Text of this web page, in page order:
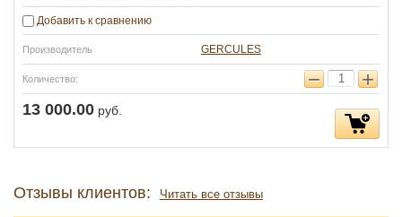
Добавить к сравнению
Производитель GERCULES
Количество: − +
13 000.00 руб.
Отзывы клиентов: Читать все отзывы